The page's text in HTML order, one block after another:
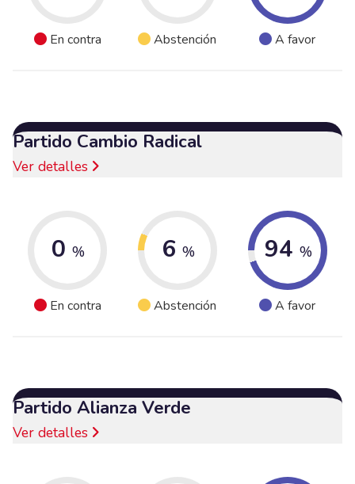
En contra Abstención A favor
Partido Cambio Radical
Ver detalles
0 %
En contra
6 %
Abstención
94 %
A favor
Partido Alianza Verde
Ver detalles